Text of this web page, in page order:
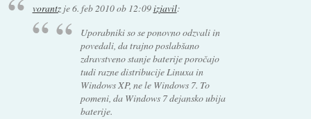
vorantzje6. feb 2010 ob 12:09izjavil:
Uporabniki so se ponovno odzvali in
povedali, da trajno poslabšano
zdravstveno stanje baterije poročajo
tudi razne distribucije Linuxa in
Windows XP, ne le Windows 7. To
pomeni, da Windows 7 dejansko ubija
baterije.